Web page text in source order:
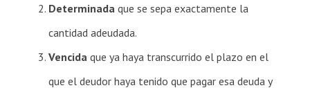
Determinada que se sepa exactamente la
cantidad adeudada.
Vencida que ya haya transcurrido el plazo en el
que el deudor haya tenido que pagar esa deuda y